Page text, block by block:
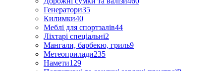
Генератори35
Килимки40
Меблі для спортзалів44
Ліхтарі спеціальні2
Мангали, барбекю, гриль9
Метеоприлади235
Намети129